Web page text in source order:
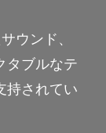
ウンド、
タブルなテ
持されてい